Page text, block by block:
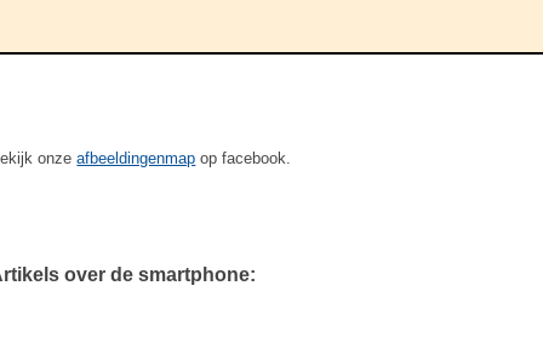
onzeafbeeldingenmap op facebook.
over de smartphone: